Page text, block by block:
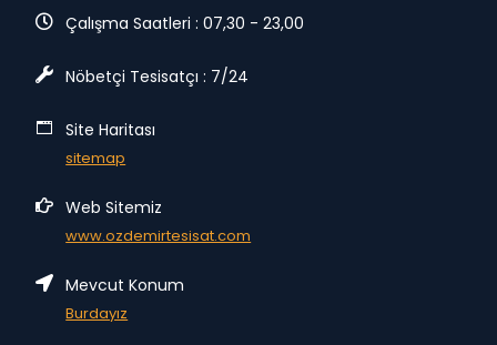
Çalışma Saatleri : 07,30 - 23,00
Nöbetçi Tesisatçı : 7/24
Site Haritası
sitemap
Web Sitemiz
www.ozdemirtesisat.com
Mevcut Konum
Burdayız